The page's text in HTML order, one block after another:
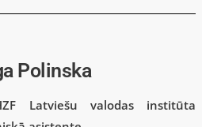
Polinska
Latviešu valodas institūta